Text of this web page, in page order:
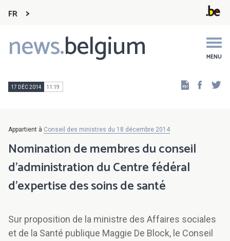
FR
news.belgium MENU
Main
navigation
17 DÉC 2014 11:19
Appartient à Conseil des ministres du 18 décembre 2014
Nomination de membres du conseil
d’administration du Centre fédéral
d’expertise des soins de santé
Sur proposition de la ministre des Affaires sociales
et de la Santé publique Maggie De Block, le Conseil